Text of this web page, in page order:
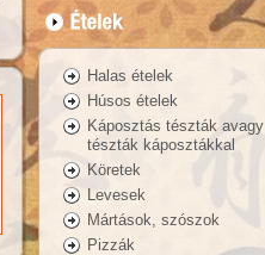
Halas ételek
Húsos ételek
Káposztás tészták avagy
tészták káposztákkal
Köretek
Levesek
Mártások, szószok
Pizzák